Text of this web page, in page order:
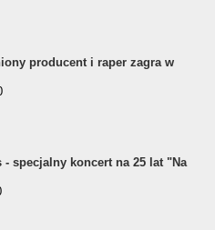
producent i raper zagra w
- specjalny koncert na 25 lat "Na